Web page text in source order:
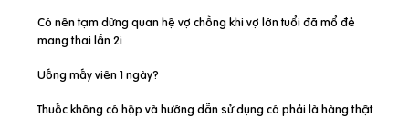
Có nên tạm dừng quan hệ vợ chồng khi vợ lớn tuổi đã mổ đẻ
mang thai lần 2i
Uống mấy viên 1 ngày?
Thuốc không có hộp và hướng dẫn sử dụng có phải là hàng thật